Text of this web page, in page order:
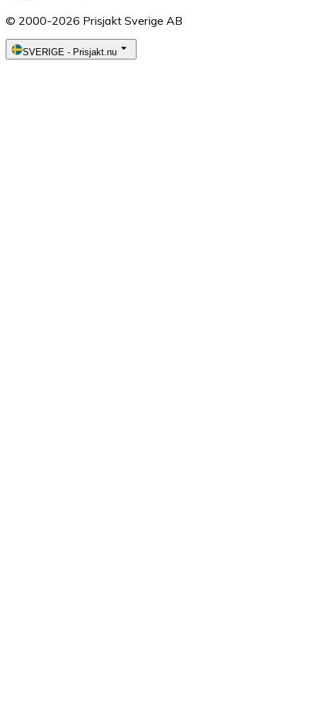
© 2000-2026 Prisjakt Sverige AB
SVERIGE - Prisjakt.nu